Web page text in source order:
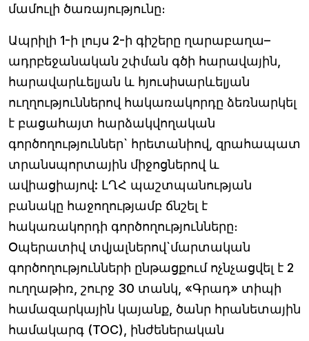
մամուլի ծառայությունը։
Ապրիլի 1-ի լույս 2-ի գիշերը ղարաբաղա–
ադրբեջանական շփման գծի հարավային,
հարավարևելյան և հյուսիսարևելյան
ուղղություններով հակառակորդը ձեռնարկել
է բացահայտ հարձակվողական
գործողություններ` հրետանիով, զրահապատ
տրանսպորտային միջոցներով և
ավիացիայով: ԼՂՀ պաշտպանության
բանակը հաջողությամբ ճնշել է
հակառակորդի գործողությունները։
Օպերատիվ տվյալներով`մարտական
գործողությունների ընթացքում ոչնչացվել է 2
ուղղաթիռ, շուրջ 30 տանկ, «Գրադ» տիպի
համազարկային կայանք, ծանր հրանետային
համակարգ (ТОС), ինժեներական